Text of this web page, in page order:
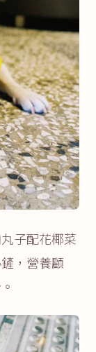
子配花椰菜
，營養顧